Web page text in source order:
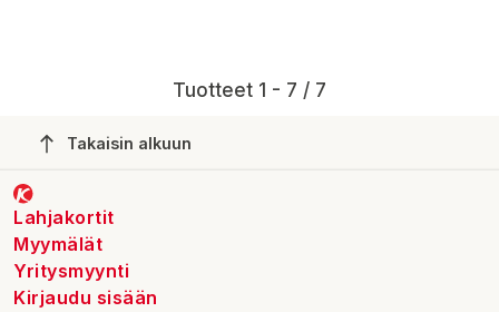
Tuotteet 1 - 7 / 7
Takaisin alkuun
Lahjakortit
Myymälät
Yritysmyynti
Kirjaudu sisään